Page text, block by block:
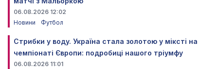
06.08.2026 12:02
Новини
Футбол
Стрибки у воду. Україна стала золотою у міксті на
чемпіонаті Європи: подробиці нашого тріумфу
06.08.2026 11:01